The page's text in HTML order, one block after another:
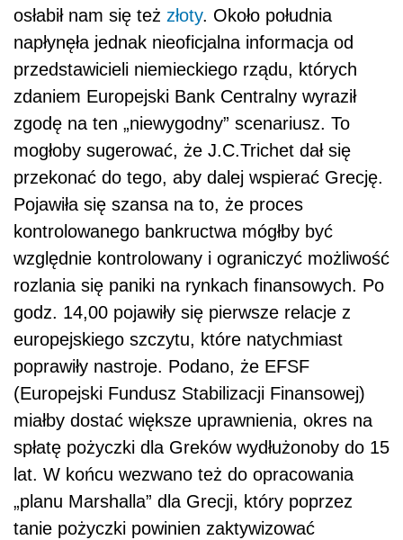
osłabił nam się też złoty. Około południa
napłynęła jednak nieoficjalna informacja od
przedstawicieli niemieckiego rządu, których
zdaniem Europejski Bank Centralny wyraził
zgodę na ten „niewygodny” scenariusz. To
mogłoby sugerować, że J.C.Trichet dał się
przekonać do tego, aby dalej wspierać Grecję.
Pojawiła się szansa na to, że proces
kontrolowanego bankructwa mógłby być
względnie kontrolowany i ograniczyć możliwość
rozlania się paniki na rynkach finansowych. Po
godz. 14,00 pojawiły się pierwsze relacje z
europejskiego szczytu, które natychmiast
poprawiły nastroje. Podano, że EFSF
(Europejski Fundusz Stabilizacji Finansowej)
miałby dostać większe uprawnienia, okres na
spłatę pożyczki dla Greków wydłużonoby do 15
lat. W końcu wezwano też do opracowania
„planu Marshalla” dla Grecji, który poprzez
tanie pożyczki powinien zaktywizować